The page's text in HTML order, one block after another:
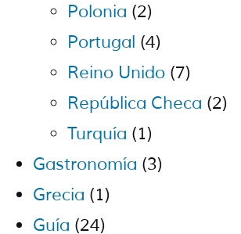
Polonia (2)
Portugal (4)
Reino Unido (7)
República Checa (2)
Turquía (1)
Gastronomía (3)
Grecia (1)
Guía (24)